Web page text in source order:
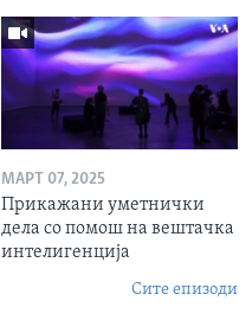
МАРТ 07, 2025
Прикажани уметнички
дела со помош на вештачка
интелигенција
Сите епизоди